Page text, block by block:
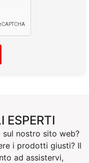
ESPERTI
nostro sito web?
i prodotti giusti? Il
ad assistervi,